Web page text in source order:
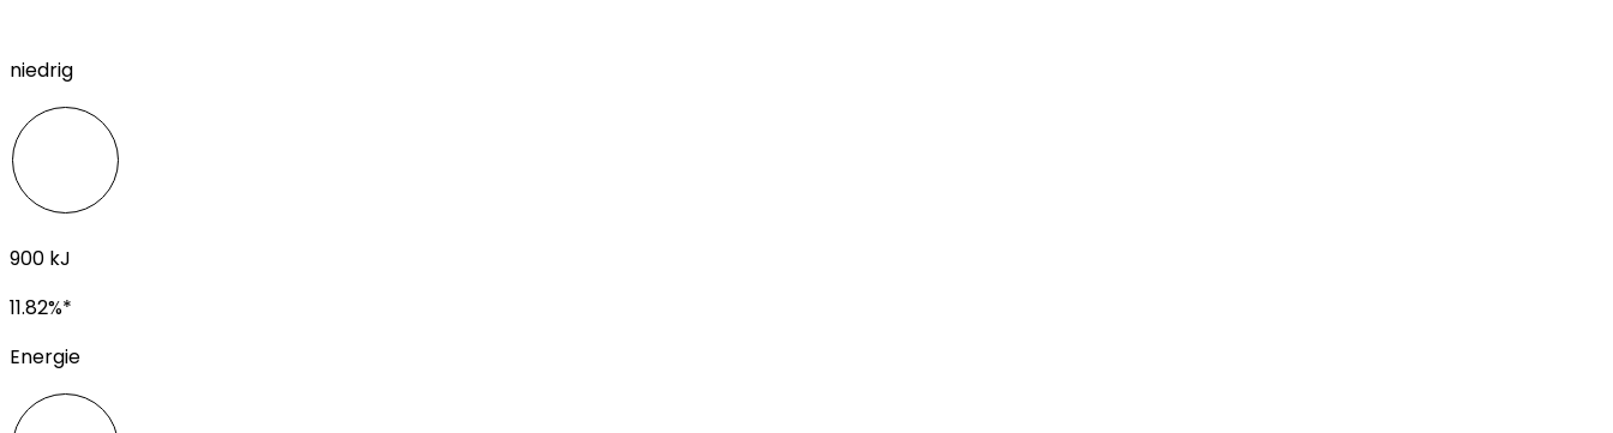
niedrig
900 kJ
11.82%*
Energie